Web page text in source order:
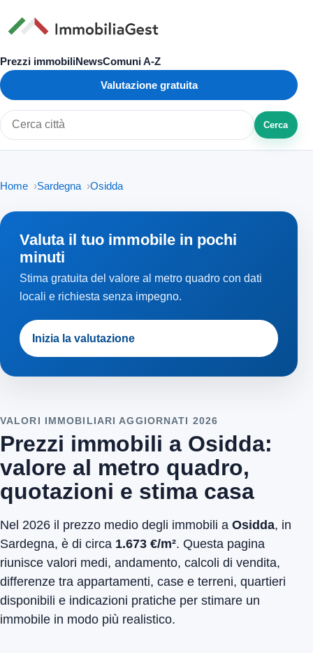
Prezzi immobiliNewsComuni A-Z
Valutazione gratuita
Cerca città o zona
Cerca
Home Sardegna Osidda
Valuta il tuo immobile in pochi
minuti
Stima gratuita del valore al metro quadro con dati
locali e richiesta senza impegno.
Inizia la valutazione
VALORI IMMOBILIARI AGGIORNATI 2026
Prezzi immobili a Osidda:
valore al metro quadro,
quotazioni e stima casa
Nel 2026 il prezzo medio degli immobili a Osidda, in
Sardegna, è di circa 1.673 €/m². Questa pagina
riunisce valori medi, andamento, calcoli di vendita,
differenze tra appartamenti, case e terreni, quartieri
disponibili e indicazioni pratiche per stimare un
immobile in modo più realistico.